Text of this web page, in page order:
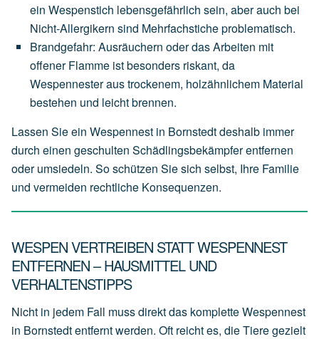
ein Wespenstich lebensgefährlich sein, aberauch bei
Nicht-Allergikern sind Mehrfachsticheproblematisch.
Brandgefahr: Ausräuchern oderdasArbeiten mit
offener Flamme istbesonders riskant, da
Wespennesteraustrockenem, holzähnlichem Material
bestehen und leichtbrennen.
Lassen Sie ein Wespennest in Bornstedt deshalb immer
durch einen geschulten Schädlingsbekämpfer entfernen
oder umsiedeln. So schützen Sie sich selbst, Ihre Familie
und vermeiden rechtliche Konsequenzen.
WESPEN VERTREIBEN STATT WESPENNEST
ENTFERNEN – HAUSMITTEL UND
VERHALTENSTIPPS
Nicht in jedem Fall muss direkt das komplette Wespennest
in Bornstedt entfernt werden. Oft reicht es, die Tiere gezielt